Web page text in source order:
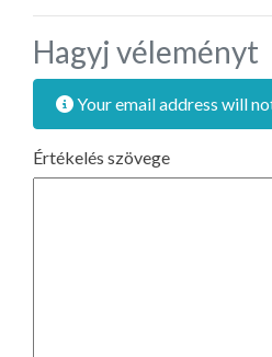
Hagyj véleményt
Your email address will
Értékelés szövege